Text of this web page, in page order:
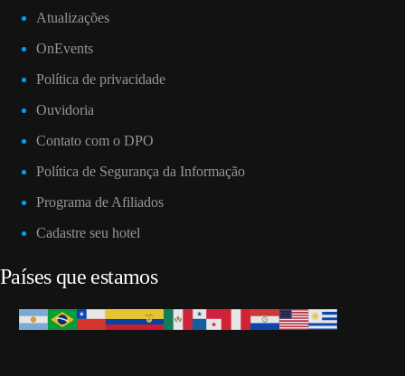
Atualizações
OnEvents
Política de privacidade
Ouvidoria
Contato com o DPO
Política de Segurança da Informação
Programa de Afiliados
Cadastre seu hotel
Países que estamos